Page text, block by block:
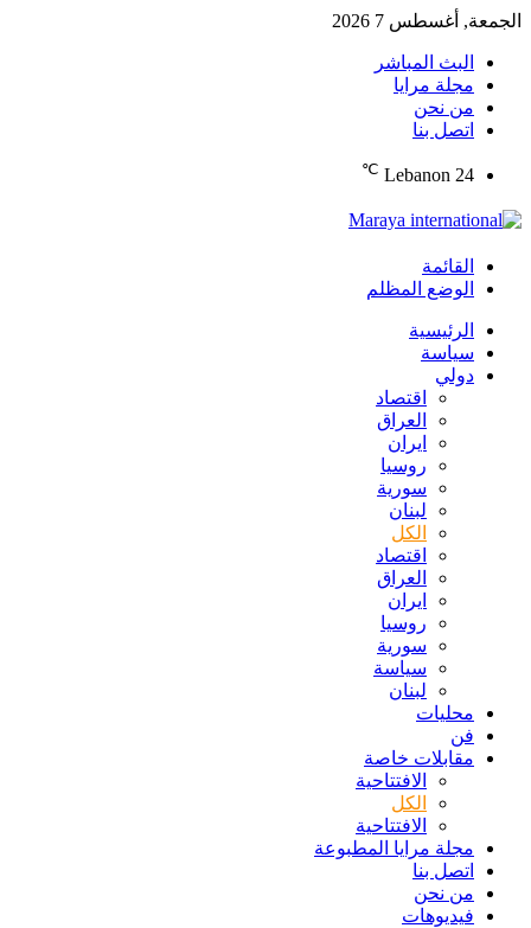
الجمعة, أغسطس 7 2026
البث المباشر
مجلة مرايا
من نحن
اتصل بنا
Lebanon 24
℃
القائمة
الوضع المظلم
الرئيسية
سياسة
دولي
اقتصاد
العراق
ايران
روسيا
سورية
لبنان
الكل
اقتصاد
العراق
ايران
روسيا
سورية
سياسة
لبنان
محليات
فن
مقابلات خاصة
الافتتاحیة
الكل
الافتتاحیة
مجلة مرايا المطبوعة
اتصل بنا
من نحن
فيديوهات